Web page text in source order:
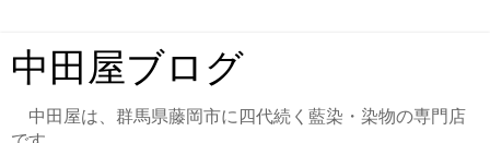
中田屋ブログ
中田屋は、群馬県藤岡市に四代続く藍染・染物の専門店